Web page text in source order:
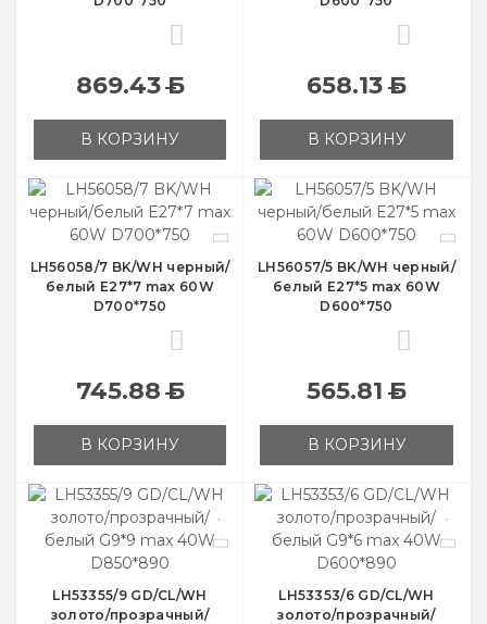
869.43Б
В КОРЗИНУ
658.13Б
В КОРЗИНУ
LH56058/7 BK/WH черный/
белый E27*7 max 60W
D700*750
745.88Б
В КОРЗИНУ
LH56057/5 BK/WH черный/
белый E27*5 max 60W
D600*750
565.81Б
В КОРЗИНУ
LH53355/9 GD/CL/WH
золото/прозрачный/
LH53353/6 GD/CL/WH
золото/прозрачный/